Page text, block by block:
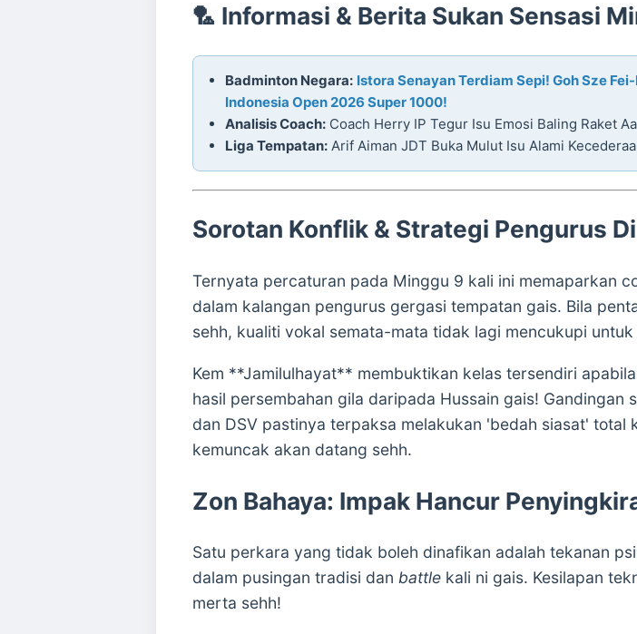
🏸 Informasi & Berita Sukan Sensasi
Badminton Negara: Istora Senayan Terdiam Sepi! Goh Sze
Indonesia Open 2026 Super 1000!
Analisis Coach: Coach Herry IP Tegur Isu Emosi Baling Raket
Liga Tempatan: Arif Aiman JDT Buka Mulut Isu Alami
Sorotan Konflik & Strategi Pengurus
Ternyata percaturan pada Minggu 9 kali ini memaparkan
dalam kalangan pengurus gergasi tempatan gais. Bila
sehh, kualiti vokal semata-mata tidak lagi mencukupi
Kem **Jamilulhayat** membuktikan kelas tersendiri
hasil persembahan gila daripada Hussain gais!
dan DSV pastinya terpaksa melakukan 'bedah siasat' total
kemuncak akan datang sehh.
Zon Bahaya: Impak Hancur
Satu perkara yang tidak boleh dinafikan adalah tekanan
dalam pusingan tradisi dan battle kali ni gais. Kesilapan
merta sehh!